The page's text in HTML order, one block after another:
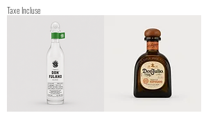
Taxe Incluse